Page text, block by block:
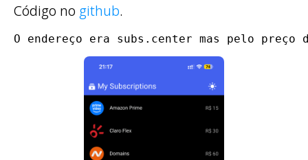
Código no github.
O endereço era subs.center mas pelo